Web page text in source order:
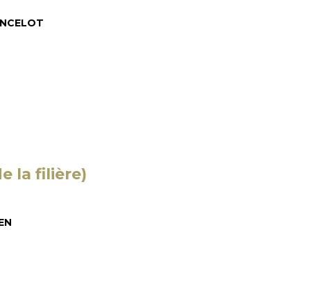
la filière)